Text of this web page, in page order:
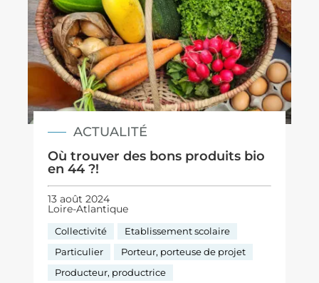
ACTUALITÉ
Où trouver des bons produits bio
en 44 ?!
13 août 2024
Loire-Atlantique
Collectivité
Etablissement scolaire
Particulier
Porteur, porteuse de projet
Producteur, productrice